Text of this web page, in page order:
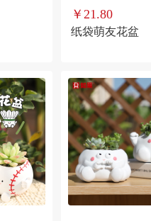
￥21.80
纸袋萌友花盆